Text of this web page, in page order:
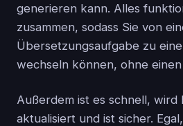
generieren kann. Alles
zusammen, sodass Sie von
Übersetzungsaufgabe zu
wechseln können, ohne
Außerdem ist es schnell, wird
aktualisiert und ist sicher.